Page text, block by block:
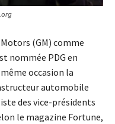
(GM) comme
nommée PDG en
occasion la
automobile
des vice-présidents
le magazine Fortune,